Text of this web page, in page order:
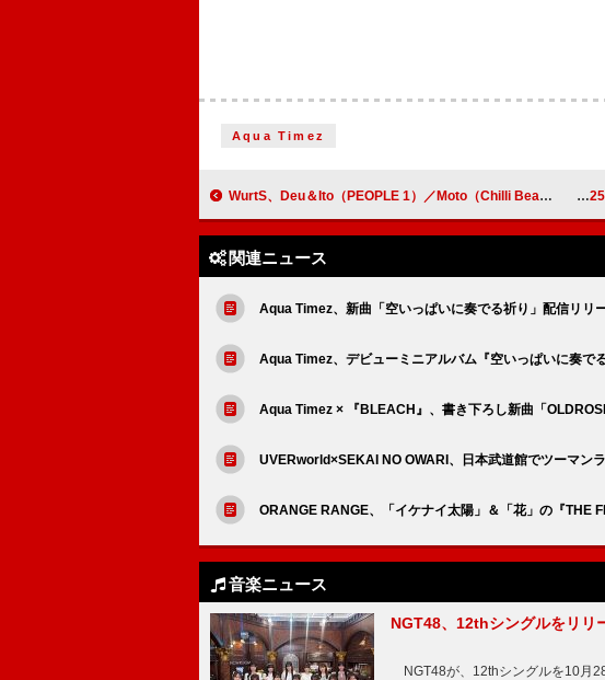
Aqua Timez
WurtS、Deu＆Ito（PEOPLE 1）／Moto（Chilli Beans.）とのコラボ曲「UPDATE」ライブ映像を公開
関連ニュース
Aqua Timez、新曲「空いっぱいに奏でる祈り」配信リリ
Aqua Timez、デビューミニアルバム『空いっぱいに奏で
Aqua Timez × 『BLEACH』、書き下ろし新曲「
UVERworld×SEKAI NO OWARI、日本武道館でツーマン
ORANGE RANGE、「イケナイ太陽」＆「花」の『THE
音楽ニュース
NGT48、12thシングルをリリ
NGT48が、12thシングルを10月